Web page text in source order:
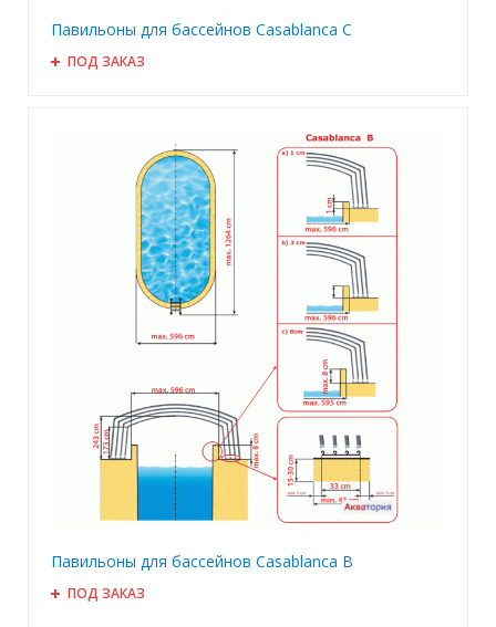
Павильоны для бассейнов Casablanca C
ПОД ЗАКАЗ
Павильоны для бассейнов Casablanca B
ПОД ЗАКАЗ